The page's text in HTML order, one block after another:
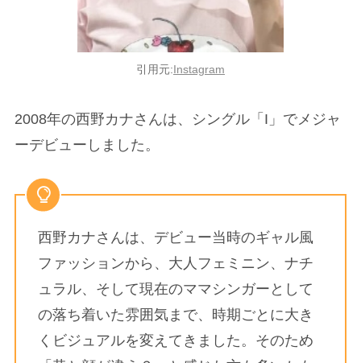
引用元:Instagram
2008年の西野カナさんは、シングル「I」でメジャ
ーデビューしました。
西野カナさんは、デビュー当時のギャル風
ファッションから、大人フェミニン、ナチ
ュラル、そして現在のママシンガーとして
の落ち着いた雰囲気まで、時期ごとに大き
くビジュアルを変えてきました。そのため